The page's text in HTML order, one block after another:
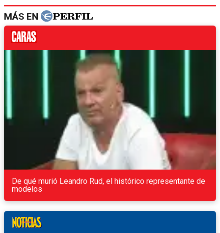
MÁS EN
De qué murió Leandro Rud, el histórico representante de
modelos